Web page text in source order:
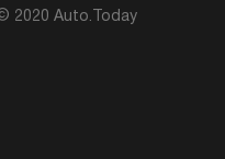
на новый по системе
наиболее привлекательных
2020 Auto.Today